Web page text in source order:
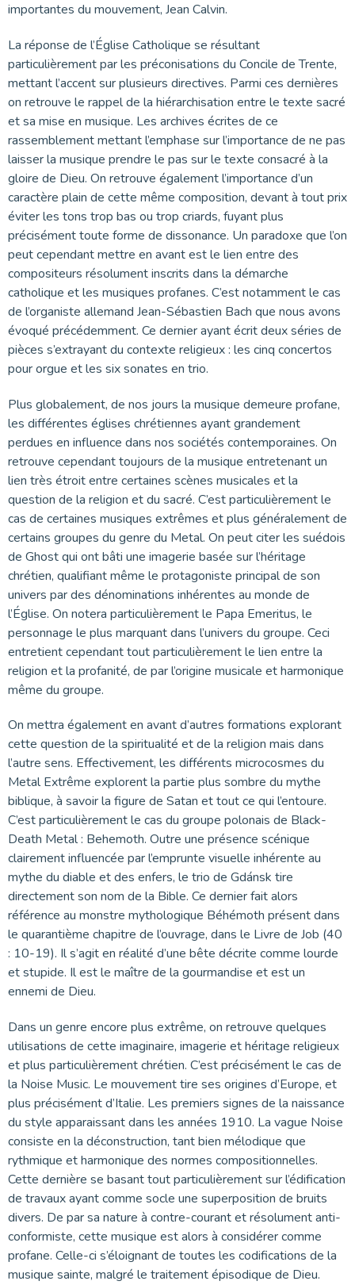
importantes du mouvement, Jean Calvin.
La réponse de l’Église Catholique se résultant
particulièrement par les préconisations du Concile de Trente,
mettant l’accent sur plusieurs directives. Parmi ces dernières
on retrouve le rappel de la hiérarchisation entre le texte sacré
et sa mise en musique. Les archives écrites de ce
rassemblement mettant l’emphase sur l’importance de ne pas
laisser la musique prendre le pas sur le texte consacré à la
gloire de Dieu. On retrouve également l’importance d’un
caractère plain de cette même composition, devant à tout prix
éviter les tons trop bas ou trop criards, fuyant plus
précisément toute forme de dissonance. Un paradoxe que l’on
peut cependant mettre en avant est le lien entre des
compositeurs résolument inscrits dans la démarche
catholique et les musiques profanes. C’est notamment le cas
de l’organiste allemand Jean-Sébastien Bach que nous avons
évoqué précédemment. Ce dernier ayant écrit deux séries de
pièces s’extrayant du contexte religieux : les cinq concertos
pour orgue et les six sonates en trio.
Plus globalement, de nos jours la musique demeure profane,
les différentes églises chrétiennes ayant grandement
perdues en influence dans nos sociétés contemporaines. On
retrouve cependant toujours de la musique entretenant un
lien très étroit entre certaines scènes musicales et la
question de la religion et du sacré. C’est particulièrement le
cas de certaines musiques extrêmes et plus généralement de
certains groupes du genre du Metal. On peut citer les suédois
de Ghost qui ont bâti une imagerie basée sur l’héritage
chrétien, qualifiant même le protagoniste principal de son
univers par des dénominations inhérentes au monde de
l’Église. On notera particulièrement le Papa Emeritus, le
personnage le plus marquant dans l’univers du groupe. Ceci
entretient cependant tout particulièrement le lien entre la
religion et la profanité, de par l’origine musicale et harmonique
même du groupe.
On mettra également en avant d’autres formations explorant
cette question de la spiritualité et de la religion mais dans
l’autre sens. Effectivement, les différents microcosmes du
Metal Extrême explorent la partie plus sombre du mythe
biblique, à savoir la figure de Satan et tout ce qui l’entoure.
C’est particulièrement le cas du groupe polonais de Black-
Death Metal : Behemoth. Outre une présence scénique
clairement influencée par l’emprunte visuelle inhérente au
mythe du diable et des enfers, le trio de Gdánsk tire
directement son nom de la Bible. Ce dernier fait alors
référence au monstre mythologique Béhémoth présent dans
le quarantième chapitre de l’ouvrage, dans le Livre de Job (40
: 10-19). Il s’agit en réalité d’une bête décrite comme lourde
et stupide. Il est le maître de la gourmandise et est un
ennemi de Dieu.
Dans un genre encore plus extrême, on retrouve quelques
utilisations de cette imaginaire, imagerie et héritage religieux
et plus particulièrement chrétien. C’est précisément le cas de
la Noise Music. Le mouvement tire ses origines d’Europe, et
plus précisément d’Italie. Les premiers signes de la naissance
du style apparaissant dans les années 1910. La vague Noise
consiste en la déconstruction, tant bien mélodique que
rythmique et harmonique des normes compositionnelles.
Cette dernière se basant tout particulièrement sur l’édification
de travaux ayant comme socle une superposition de bruits
divers. De par sa nature à contre-courant et résolument anti-
conformiste, cette musique est alors à considérer comme
profane. Celle-ci s’éloignant de toutes les codifications de la
musique sainte, malgré le traitement épisodique de Dieu.